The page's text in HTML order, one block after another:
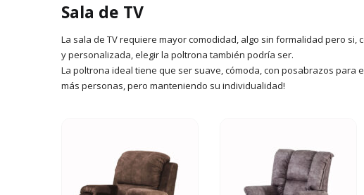
Sala de TV
La sala de TV requiere mayor comodidad, algo sin formalidad pero
y personalizada, elegir la poltrona también podría ser.
La poltrona ideal tiene que ser suave, cómoda, con posabrazos para
más personas, pero manteniendo su individualidad!